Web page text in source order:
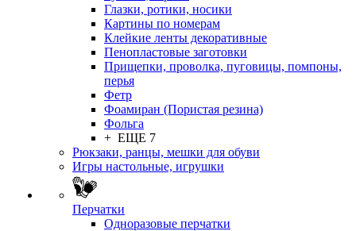
Глазки, ротики, носики
Картины по номерам
Клейкие ленты декоративные
Пенопластовые заготовки
Прищепки, проволка, пуговицы, помпоны,
перья
Фетр
Фоамиран (Пористая резина)
Фольга
+ ЕЩЕ 7
Рюкзаки, ранцы, мешки для обуви
Игры настольные, игрушки
Перчатки
Одноразовые перчатки